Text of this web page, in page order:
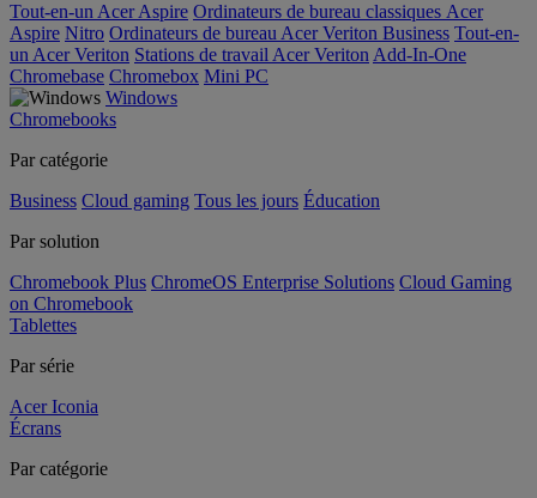
Tout-en-un Acer Aspire Ordinateurs de bureau classiques Acer
Aspire Nitro Ordinateurs de bureau Acer Veriton Business Tout-en-
un Acer Veriton Stations de travail Acer Veriton Add-In-One
Chromebase Chromebox Mini PC
Windows
Chromebooks
Par catégorie
Business Cloud gaming Tous les jours Éducation
Par solution
Chromebook Plus ChromeOS Enterprise Solutions Cloud Gaming
on Chromebook
Tablettes
Par série
Acer Iconia
Écrans
Par catégorie